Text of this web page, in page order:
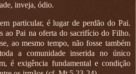
inveja, ódio.
particular, é lugar de perdão do Pai.
ao Pai na oferta do sacrifício do Filho.
ao mesmo tempo, não fosse também
a comunidade inserida no único
é exigência fundamental e condição